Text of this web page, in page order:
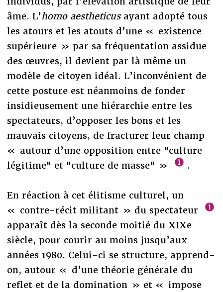
âme. L’homo aestheticusayant adopté tous
les atours et les atouts d’une « existence
supérieure » par sa fréquentation assidue
des œuvres, il devient par là même un
modèle de citoyen idéal. L’inconvénient de
cette posture est néanmoins de fonder
insidieusement une hiérarchie entre les
spectateurs, d’opposer les bons et les
mauvais citoyens, de fracturer leur champ
« autour d’une opposition entre "culture
légitime" et "culture de masse" »
.
En réaction à cet élitisme culturel, un
« contre-récit militant » du spectateur
apparaît dès la seconde moitié du XIXe
siècle, pour courir au moins jusqu’aux
années 1980. Celui-ci se structure, apprend-
on, autour « d’une théorie générale du
reflet et de la domination » et « impose